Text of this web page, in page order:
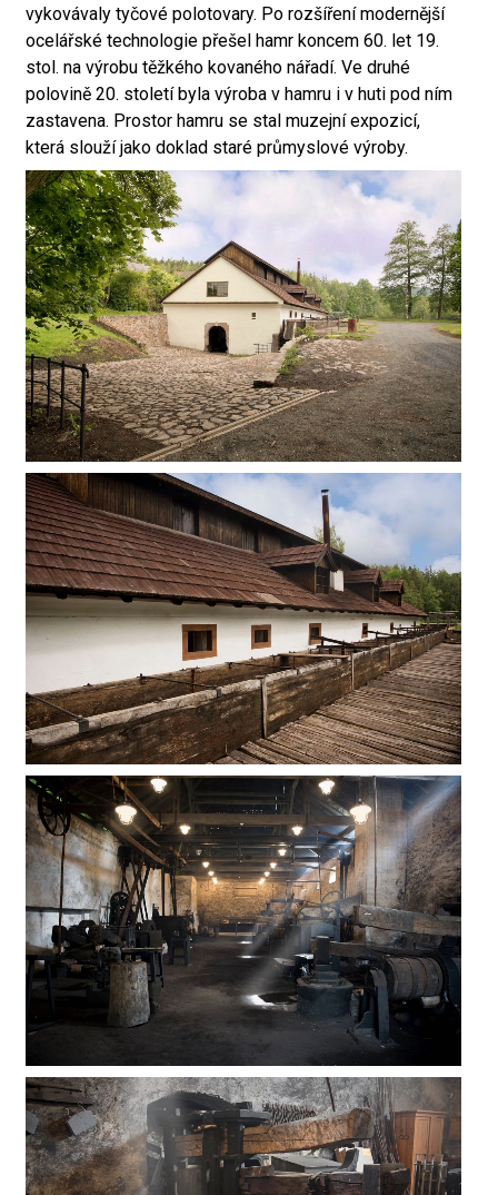
vykovávaly tyčové polotovary. Po rozšíření modernější
ocelářské technologie přešel hamr koncem 60. let 19.
stol. na výrobu těžkého kovaného nářadí. Ve druhé
polovině 20. století byla výroba v hamru i v huti pod ním
zastavena. Prostor hamru se stal muzejní expozicí,
která slouží jako doklad staré průmyslové výroby.